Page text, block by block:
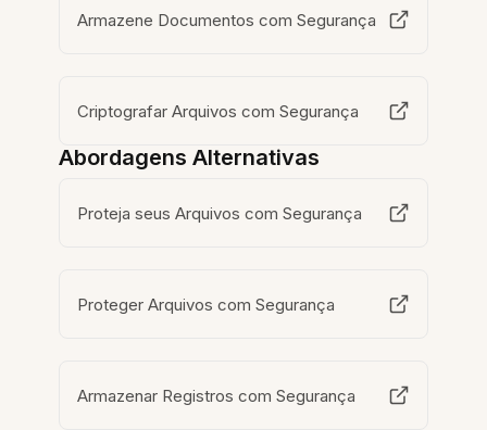
Armazene Documentos com Segurança
Criptografar Arquivos com Segurança
Abordagens Alternativas
Proteja seus Arquivos com Segurança
Proteger Arquivos com Segurança
Armazenar Registros com Segurança